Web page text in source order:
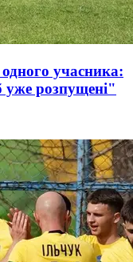
учасника:
уже розпущені"